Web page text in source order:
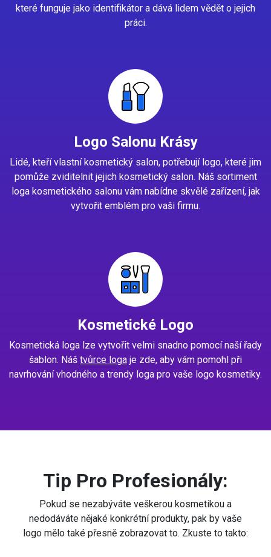
které funguje jako identifikátor a dává lidem vědět o jejich
práci.
Logo Salonu Krásy
Lidé, kteří vlastní kosmetický salon, potřebují logo, které jim
pomůže zviditelnit jejich kosmetický salon. Náš sortiment
loga kosmetického salonu vám nabídne skvělé zařízení, jak
vytvořit emblém pro vaši firmu.
Kosmetické Logo
Kosmetická loga lze vytvořit velmi snadno pomocí naší řady
šablon. Náš tvůrce loga je zde, aby vám pomohl při
navrhování vhodného a trendy loga pro vaše logo kosmetiky.
Tip Pro Profesionály:
Pokud se nezabýváte veškerou kosmetikou a
nedodáváte nějaké konkrétní produkty, pak by vaše
logo mělo také přesně zobrazovat to. Zkuste to takto: